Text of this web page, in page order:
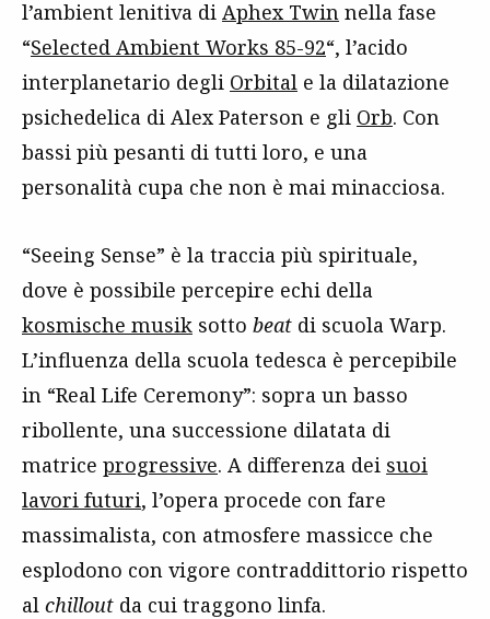
l’ambient lenitiva di Aphex Twin nella fase
“Selected Ambient Works 85-92“, l’acido
interplanetario degli Orbital e la dilatazione
psichedelica di Alex Paterson e gli Orb. Con
bassi più pesanti di tutti loro, e una
personalità cupa che non è mai minacciosa.
“Seeing Sense” è la traccia più spirituale,
dove è possibile percepire echi della
kosmische musik sotto beat di scuola Warp.
L’influenza della scuola tedesca è percepibile
in “Real Life Ceremony”: sopra un basso
ribollente, una successione dilatata di
matrice progressive. A differenza dei suoi
lavori futuri, l’opera procede con fare
massimalista, con atmosfere massicce che
esplodono con vigore contraddittorio rispetto
al chillout da cui traggono linfa.